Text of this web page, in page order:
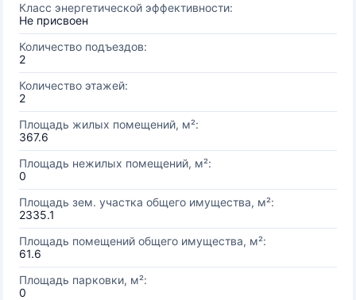
Класс энергетической эффективности:
Не присвоен
Количество подъездов:
2
Количество этажей:
2
Площадь жилых помещений, м²:
367.6
Площадь нежилых помещений, м²:
0
Площадь зем. участка общего имущества, м²:
2335.1
Площадь помещений общего имущества, м²:
61.6
Площадь парковки, м²:
0